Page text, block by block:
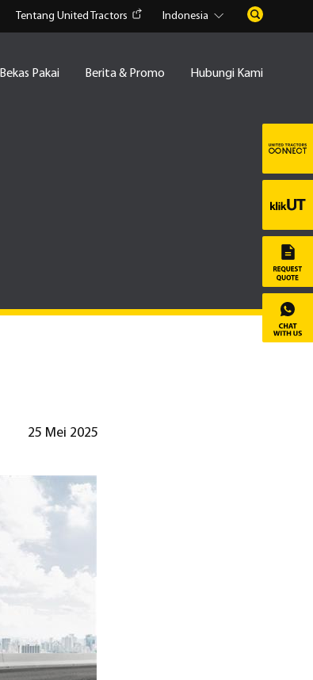
Tentang United Tractors Indonesia
Pakai Berita & Promo Hubungi Kami
25 Mei 2025